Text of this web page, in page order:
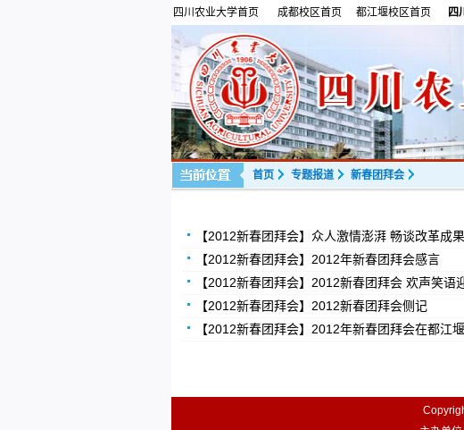
四川农业大学首页 成都校区首页 都江堰校区首页 四
首页 专题报道 新春团拜会
【2012新春团拜会】众人激情澎湃 畅谈改革成
【2012新春团拜会】2012年新春团拜会感言
【2012新春团拜会】2012新春团拜会 欢声笑语
【2012新春团拜会】2012新春团拜会侧记
【2012新春团拜会】2012年新春团拜会在都江